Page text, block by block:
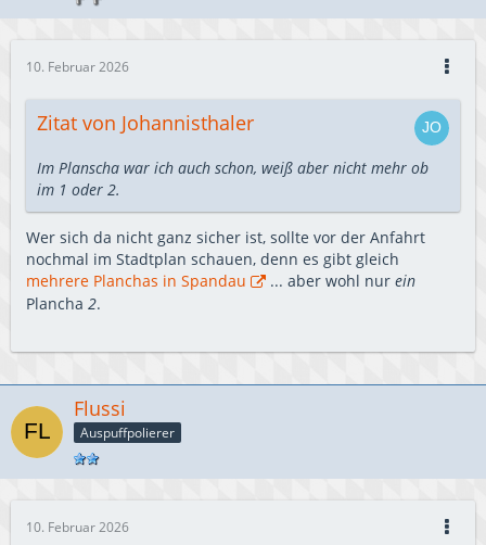
10. Februar 2026
Zitat von Johannisthaler
Im Planscha war ich auch schon, weiß aber nicht mehr ob
im 1 oder 2.
Wer sich da nicht ganz sicher ist, sollte vor der Anfahrt
nochmal im Stadtplan schauen, denn es gibt gleich
mehrere Planchas in Spandau
... aber wohl nur ein
Plancha 2.
Flussi
Auspuffpolierer
10. Februar 2026